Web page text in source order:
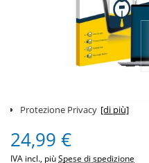
Protezione Privacy [di più]
24,99 €
IVA incl., piùSpese di spedizione